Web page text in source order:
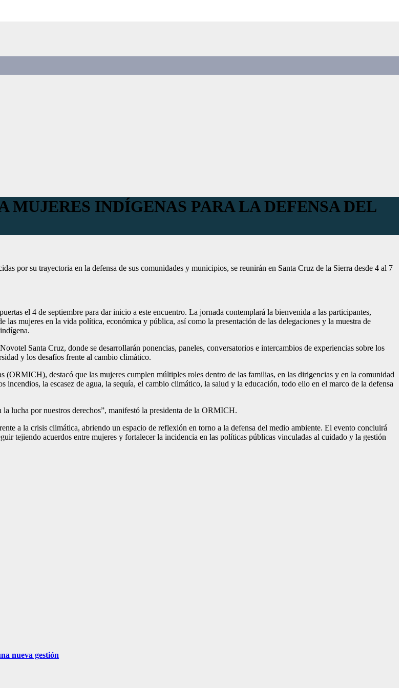
INDÍGENAS PARA LA DEFENSA DEL
por su trayectoria en la defensa de sus comunidades y municipios, se reunirán en Santa Cruz de la Sierra desde 4 al 7
el 4 de septiembre para dar inicio a este encuentro. La jornada contemplará la bienvenida a las participantes,
mujeres en la vida política, económica y pública, así como la presentación de las delegaciones y la muestra de
Santa Cruz, donde se desarrollarán ponencias, paneles, conversatorios e intercambios de experiencias sobre los
y los desafíos frente al cambio climático.
destacó que las mujeres cumplen múltiples roles dentro de las familias, en las dirigencias y en la comunidad
la escasez de agua, la sequía, el cambio climático, la salud y la educación, todo ello en el marco de la defensa
lucha por nuestros derechos”, manifestó la presidenta de la ORMICH.
a la crisis climática, abriendo un espacio de reflexión en torno a la defensa del medio ambiente. El evento concluirá
tejiendo acuerdos entre mujeres y fortalecer la incidencia en las políticas públicas vinculadas al cuidado y la gestión
nueva gestión